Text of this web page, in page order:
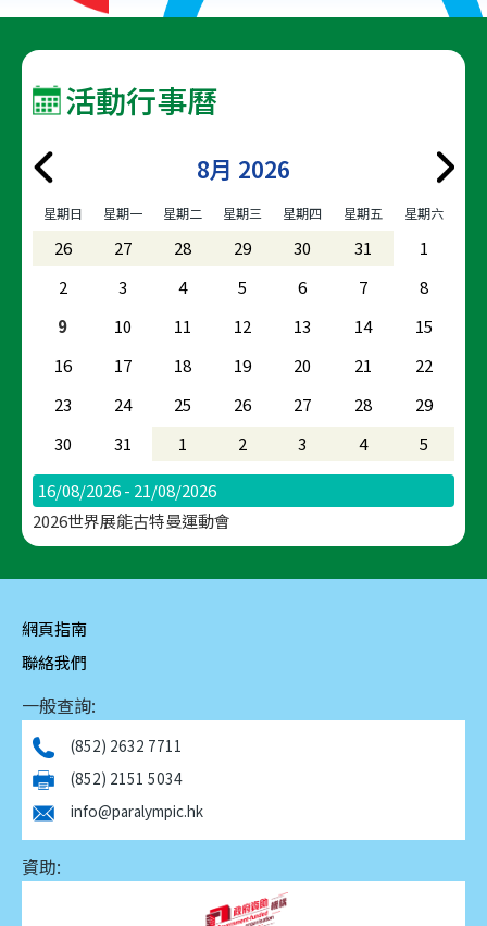
面
活動行事曆
8月 2026
星期日 星期一 星期二 星期三 星期四 星期五 星期六
26 27 28 29 30 31
1
2
3 4 5 6 7
8
9
10 11 12 13 14
15
16
17 18 19 20 21
22
23
24 25 26 27 28
29
30
31 1 2 3 4 5
16/08/2026 - 21/08/2026
2026世界展能古特曼運動會
網頁指南
聯絡我們
一般查詢:
(852) 2632 7711
(852) 2151 5034
info@paralympic.hk
資助: